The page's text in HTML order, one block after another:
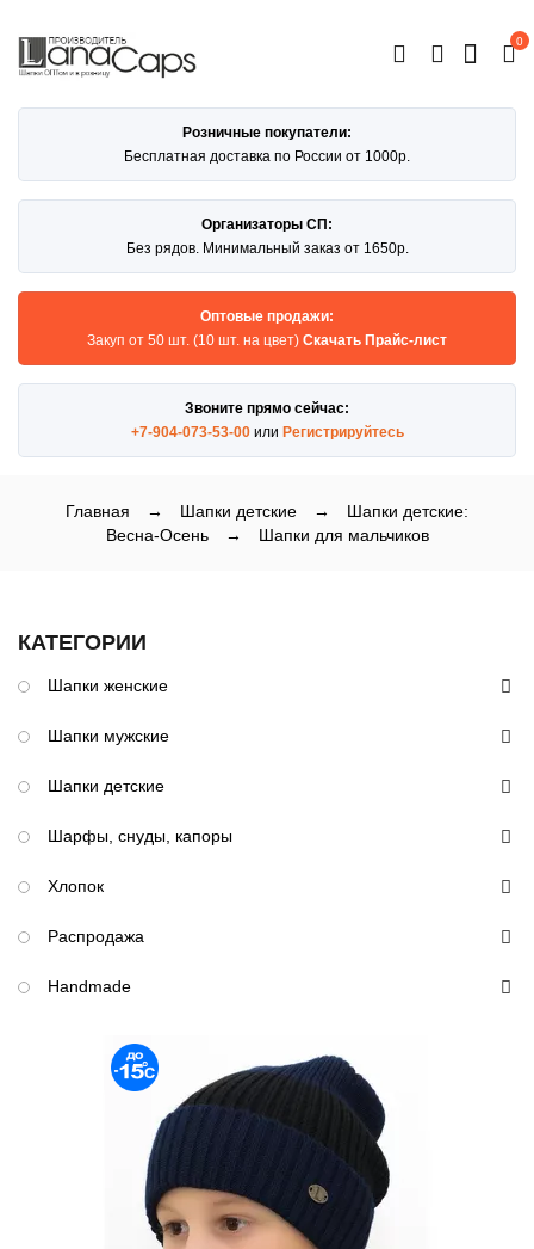
0
КАТАЛОГ
Розничные покупатели:
Бесплатная доставка по России от 1000р.
Организаторы СП:
Без рядов. Минимальный заказ от 1650р.
Оптовые продажи:
Закуп от 50 шт. (10 шт. на цвет) Скачать Прайс-лист
Звоните прямо сейчас:
+7-904-073-53-00или Регистрируйтесь
Главная → Шапки детские →
Шапки детские:
Весна-Осень
→ Шапки для мальчиков
КАТЕГОРИИ
Шапки женские
Шапки мужские
Шапки детские
Шарфы, снуды, капоры
Хлопок
Распродажа
Handmade